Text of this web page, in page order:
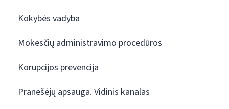
Kokybės vadyba
Mokesčių administravimo procedūros
Korupcijos prevencija
Pranešėjų apsauga. Vidinis kanalas